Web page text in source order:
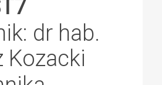
dr hab.
Kozacki